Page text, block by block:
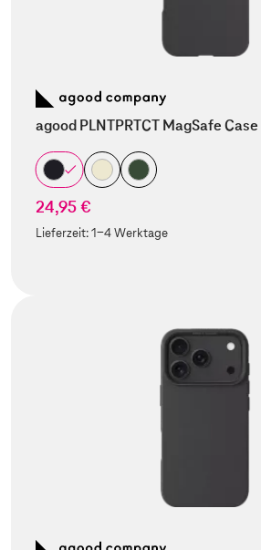
agood PLNTPRTCT MagSafe
24,95 €
Lieferzeit:1-4 Werktage